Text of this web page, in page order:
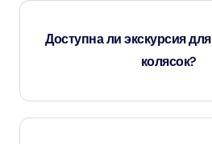
Доступна ли экскурсия
колясок?
Да, экскурсия полностью